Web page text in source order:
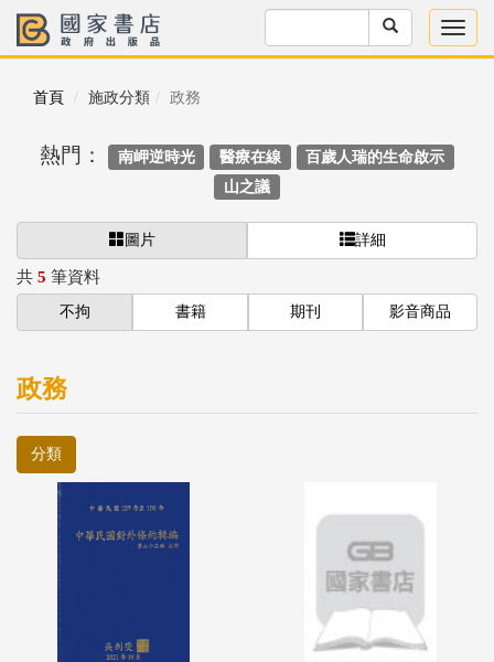
首頁 施政分類 政務
熱門： 南岬逆時光 醫療在線
百歲人瑞的生命啟示
山之議
圖片 詳細
共 5 筆資料
不拘 書籍 期刊 影音商品
政務
分類